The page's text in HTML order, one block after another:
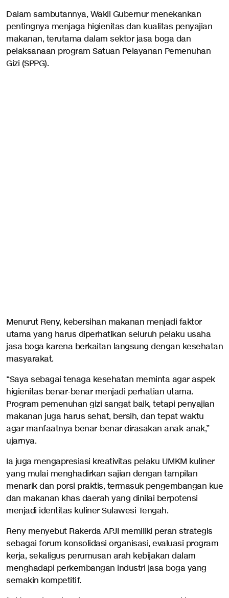
Dalam sambutannya, Wakil Gubernur menekankan
pentingnya menjaga higienitas dan kualitas penyajian
makanan, terutama dalam sektor jasa boga dan
pelaksanaan program Satuan Pelayanan Pemenuhan
Gizi (SPPG).
Menurut Reny, kebersihan makanan menjadi faktor
utama yang harus diperhatikan seluruh pelaku usaha
jasa boga karena berkaitan langsung dengan kesehatan
masyarakat.
“Saya sebagai tenaga kesehatan meminta agar aspek
higienitas benar-benar menjadi perhatian utama.
Program pemenuhan gizi sangat baik, tetapi penyajian
makanan juga harus sehat, bersih, dan tepat waktu
agar manfaatnya benar-benar dirasakan anak-anak,”
ujarnya.
Ia juga mengapresiasi kreativitas pelaku UMKM kuliner
yang mulai menghadirkan sajian dengan tampilan
menarik dan porsi praktis, termasuk pengembangan kue
dan makanan khas daerah yang dinilai berpotensi
menjadi identitas kuliner Sulawesi Tengah.
Reny menyebut Rakerda APJI memiliki peran strategis
sebagai forum konsolidasi organisasi, evaluasi program
kerja, sekaligus perumusan arah kebijakan dalam
menghadapi perkembangan industri jasa boga yang
semakin kompetitif.